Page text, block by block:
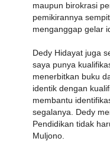
maupun birokrasi
pemikirannya
menganggap gelar
Dedy Hidayat juga
saya punya
menerbitkan buku
identik dengan
membantu
segalanya. Dedy
Pendidikan tidak
Muljono.